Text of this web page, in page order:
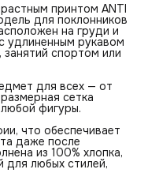
принтом ANTI
для поклонников
на груди и
удлиненным рукавом
спортом или
для всех — от
сетка
фигуры.
что обеспечивает
даже после
из 100% хлопка,
для любых стилей,